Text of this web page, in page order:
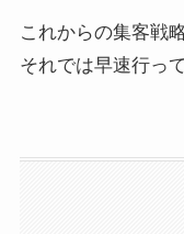
これからの集客戦
それでは早速行っ